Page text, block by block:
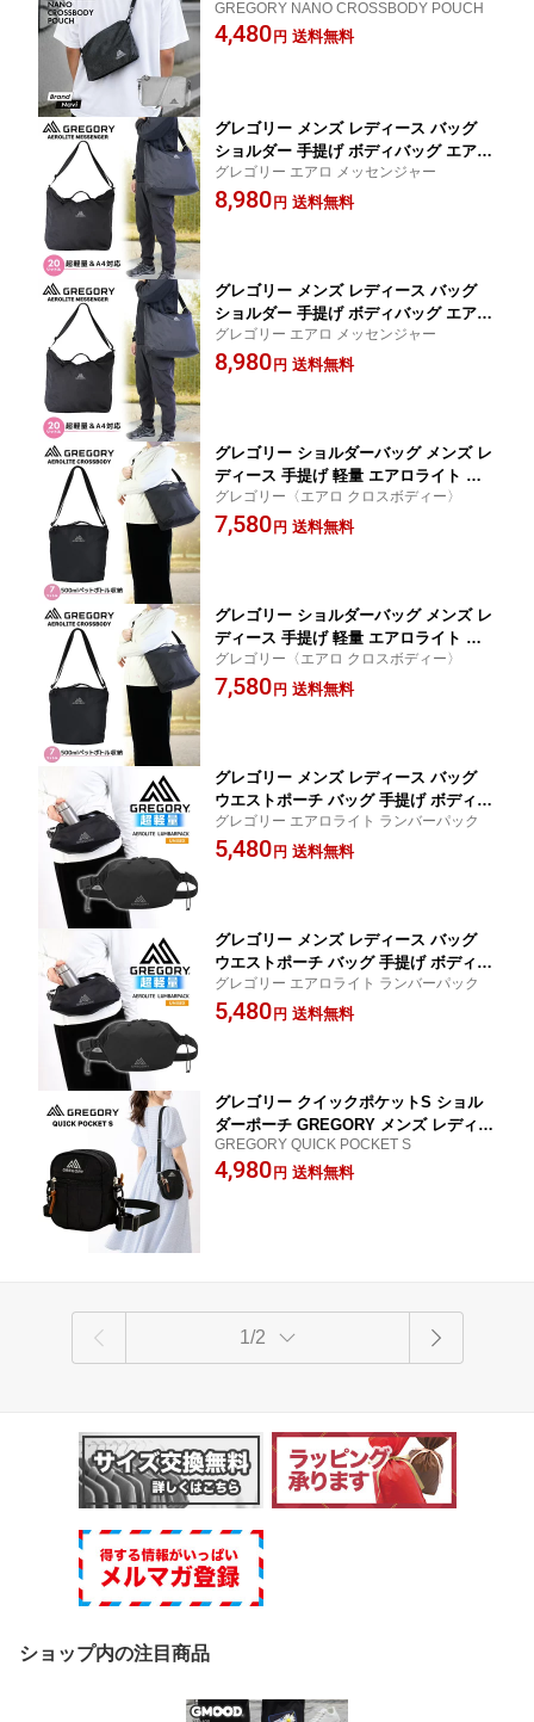
ス ポーチ 斜め掛け メッセンジャー 小
物入れ お出かけ シンプル
GREGORY NANO CROSSBODY POUCH
4,480 円 送料無料
グレゴリー メンズ レディース バッグ
ショルダー 手提げ ボディバッグ エアロ
メッセンジャー 158802 誕プレ シンプル
AEROLITE MESSENGER GREGORY
グレゴリー エアロ メッセンジャー
8,980 円 送料無料
グレゴリー メンズ レディース バッグ
ショルダー 手提げ ボディバッグ エアロ
メッセンジャー 158802 誕プレ シンプル
AEROLITE MESSENGER GREGORY
グレゴリー エアロ メッセンジャー
8,980 円 送料無料
グレゴリー ショルダーバッグ メンズ レ
ディース 手提げ 軽量 エアロライト ク
ロスボディ サブバッグ お出かけ 旅行
シンプル GREGORY
グレゴリー〈エアロ クロスボディー〉
7,580 円 送料無料
グレゴリー ショルダーバッグ メンズ レ
ディース 手提げ 軽量 エアロライト ク
ロスボディ サブバッグ お出かけ 旅行
シンプル GREGORY
グレゴリー〈エアロ クロスボディー〉
7,580 円 送料無料
グレゴリー メンズ レディース バッグ
ウエストポーチ バッグ 手提げ ボディバ
ッグ エアロライト 158805 プレゼント
誕プレ ミニマル シンプル GREGORYA
グレゴリー エアロライト ランバーパック
5,480 円 送料無料
グレゴリー メンズ レディース バッグ
ウエストポーチ バッグ 手提げ ボディバ
ッグ エアロライト 158805 プレゼント
誕プレ ミニマル シンプル GREGORYA
グレゴリー エアロライト ランバーパック
5,480 円 送料無料
グレゴリー クイックポケットS ショル
ダーポーチ GREGORY メンズ レディー
ス 小さめ ミニ かわいい 散歩 小物入れ
スマホケース
GREGORY QUICK POCKET S
4,980 円 送料無料
1/2
ショップ内の注目商品